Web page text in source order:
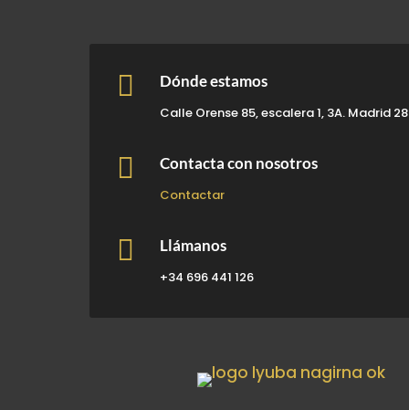
 Dónde estamos
Calle Orense 85, escalera 1, 3A. Madrid
 Contacta con nosotros
Contactar
 Llámanos
+34 696 441 126